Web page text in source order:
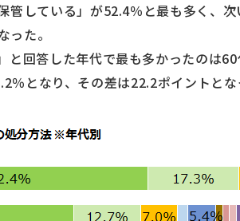
管している」が52.4％と最も多く、
た。
と回答した年代で最も多かったのは
となり、その差は22.2ポイントとな